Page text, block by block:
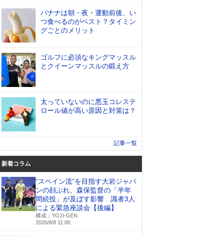
バナナは朝・夜・運動前後、い
つ食べるのがベスト？タイミン
グごとのメリット
ゴルフに必須なキングマッスル
とクイーンマッスルの鍛え方
太っていないのに悪玉コレステ
ロール値が高い原因と対策は？
記事一覧
新着コラム
“スペイン流”を目指す大岩ジャパ
ンの顔ぶれ、森保監督の「半年
間続投」が及ぼす影響 識者3人
による緊急座談会【後編】
構成：YOJI-GEN
2026/8/8 11:00